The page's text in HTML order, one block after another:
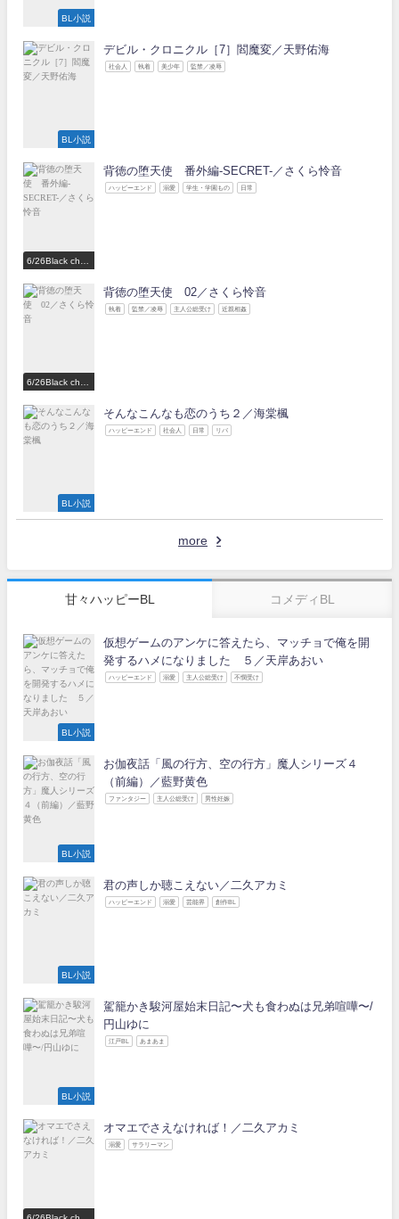
BL小説
BL小説
デビル・クロニクル［7］閻魔変／天野佑海
社会人 執着 美少年 監禁／凌辱
6/26Black choc
加作家
背徳の堕天使 番外編-SECRET-／さくら怜音
ハッピーエンド 溺愛 学生・学園もの 日常
6/26Black choc
加作家
背徳の堕天使 02／さくら怜音
執着 監禁／凌辱 主人公総受け 近親相姦
BL小説
そんなこんなも恋のうち２／海棠楓
ハッピーエンド 社会人 日常 リバ
more
甘々ハッピーBL コメディBL
BL小説
仮想ゲームのアンケに答えたら、マッチョで俺を開
発するハメになりました ５／天岸あおい
ハッピーエンド 溺愛 主人公総受け 不憫受け
BL小説
お伽夜話「風の行方、空の行方」魔人シリーズ４
（前編）／藍野黄色
ファンタジー 主人公総受け 男性妊娠
BL小説
君の声しか聴こえない／二久アカミ
ハッピーエンド 溺愛 芸能界 創作BL
BL小説
駕籠かき駿河屋始末日記〜犬も食わぬは兄弟喧嘩〜/
円山ゆに
江戸BL あまあま
6/26Black choc
オマエでさえなければ！／二久アカミ
溺愛 サラリーマン